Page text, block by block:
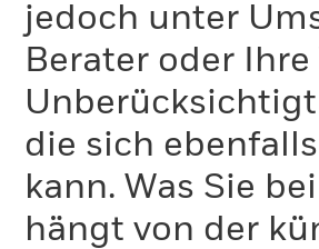
jedoch unter
Berater oder
die sich
kann. Was Sie
hängt von der